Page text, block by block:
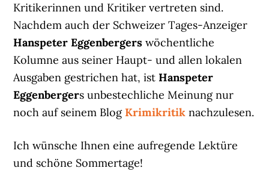
Kritikerinnen und Kritiker vertreten sind.
Nachdem auch der Schweizer Tages-Anzeiger
Hanspeter Eggenbergers wöchentliche
Kolumne aus seiner Haupt- und allen lokalen
Ausgaben gestrichen hat, istHanspeter
Eggenbergers unbestechliche Meinung nur
noch auf seinem Blog Krimikritiknachzulesen.
Ich wünsche Ihnen eine aufregende Lektüre
und schöne Sommertage!